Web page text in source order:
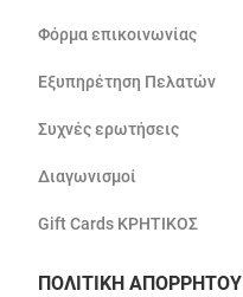
Φόρμα επικοινωνίας
Εξυπηρέτηση Πελατών
Συχνές ερωτήσεις
Διαγωνισμοί
Gift Cards ΚΡΗΤΙΚΟΣ
ΠΟΛΙΤΙΚΗ ΑΠΟΡΡΗΤΟΥ